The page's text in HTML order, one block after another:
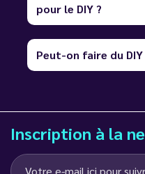
pour le DIY ?
Peut-on faire du
Inscription à la